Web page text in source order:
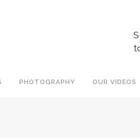
PHOTOGRAPHY OUR VIDEOS